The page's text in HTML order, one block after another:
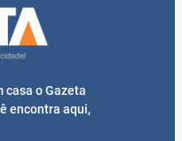
casa o Gazeta
encontra aqui,